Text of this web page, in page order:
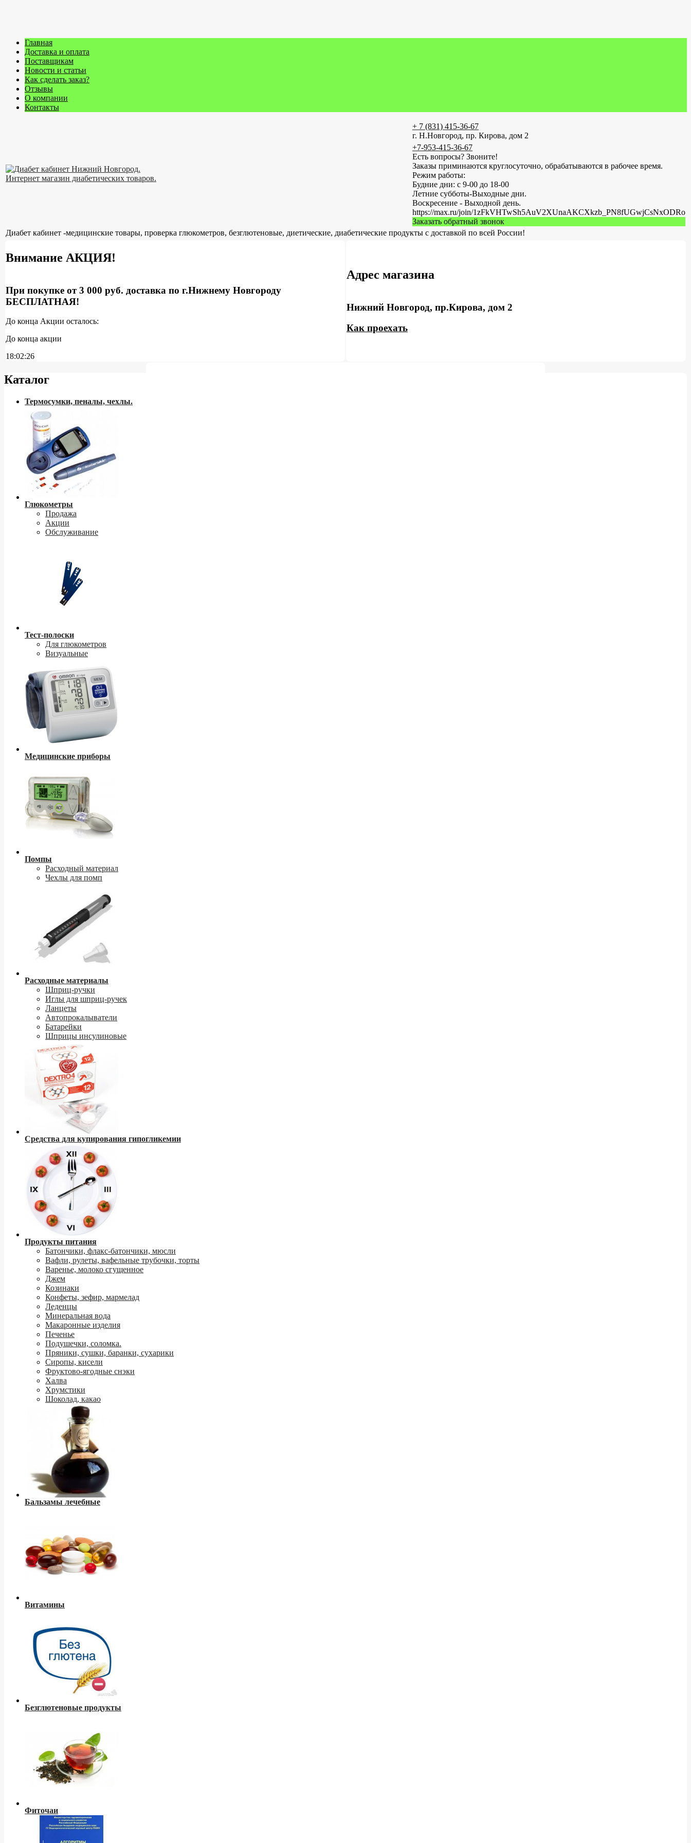
Главная
Доставка и оплата
Поставщикам
Новости и статьи
Как сделать заказ?
Отзывы
О компании
Контакты
+ 7 (831) 415-36-67
г. Н.Новгород, пр. Кирова, дом 2
+7-953-415-36-67
Есть вопросы? Звоните!
Заказы приминаются круглосуточно, обрабатываются в рабочее время.
Режим работы:
Будние дни: с 9-00 до 18-00
Летние субботы-Выходные дни.
Воскресение - Выходной день.
https://max.ru/join/1zFkVHTwSh5AuV2XUnaAKCXkzb_PN8fUGwjCsNxODRo
Заказать обратный звонок
Диабет кабинет -медицинские товары, проверка глюкометров, безглютеновые, диетические, диабетические продукты с доставкой по всей России!
Внимание АКЦИЯ!
При покупке от 3 000 руб. доставка по г.Нижнему Новгороду
БЕСПЛАТНАЯ!
До конца Акции осталось:
До конца акции
18:02:25
Адрес магазина
Нижний Новгород, пр.Кирова, дом 2
Как проехать
Каталог
Термосумки, пеналы, чехлы.
Глюкометры
Продажа
Акции
Обслуживание
Тест-полоски
Для глюкометров
Визуальные
Медицинские приборы
Помпы
Расходный материал
Чехлы для помп
Расходные материалы
Шприц-ручки
Иглы для шприц-ручек
Ланцеты
Автопрокалыватели
Батарейки
Шприцы инсулиновые
Средства для купирования гипогликемии
Продукты питания
Батончики, флакс-батончики, мюсли
Вафли, рулеты, вафельные трубочки, торты
Варенье, молоко сгущенное
Джем
Козинаки
Конфеты, зефир, мармелад
Леденцы
Минеральная вода
Макаронные изделия
Печенье
Подушечки, соломка.
Пряники, сушки, баранки, сухарики
Сиропы, кисели
Фруктово-ягодные снэки
Халва
Хрумстики
Шоколад, какао
Бальзамы лечебные
Витамины
Безглютеновые продукты
Фиточаи